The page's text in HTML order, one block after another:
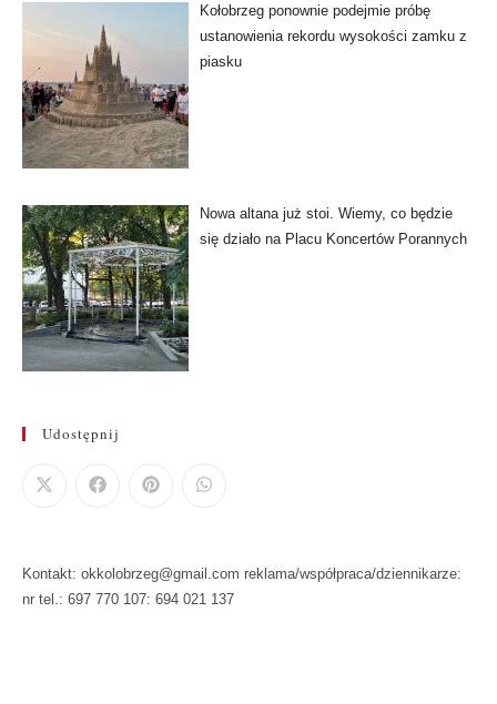
Kołobrzeg ponownie podejmie próbę
ustanowienia rekordu wysokości zamku z
piasku
Nowa altana już stoi. Wiemy, co będzie
się działo na Placu Koncertów Porannych
Udostępnij
Kontakt: okkolobrzeg@gmail.com reklama/współpraca/dziennikarze:
nr tel.: 697 770 107: 694 021 137